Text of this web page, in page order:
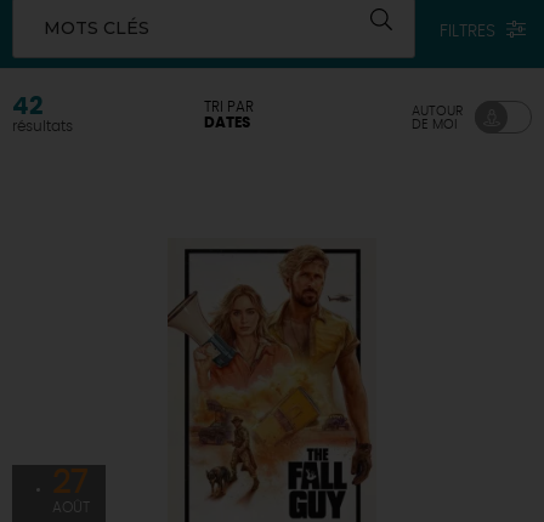
CETTE SEMAINE
TOUT L'AGENDA
MOTS CLÉS FILTRES
42
résultats
TRI PAR
DATES
AUTOUR
DE MOI
27
AOÛT